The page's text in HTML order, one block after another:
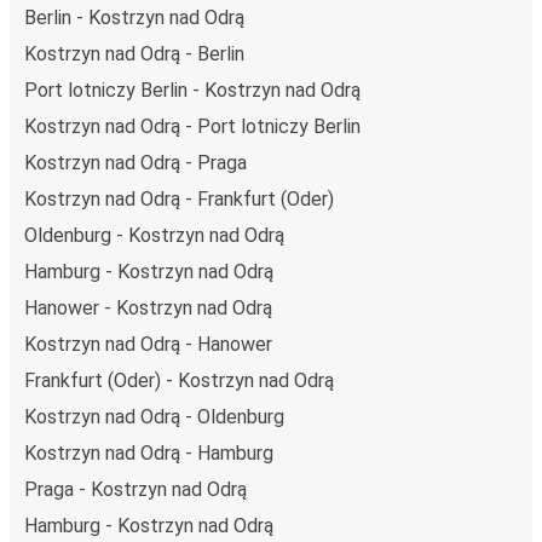
niż podróż samochodem czy samolotem. Stale pracujemy
stosując wysokie standardy środowiskowe w całej naszej
flocie autobusów, wykorzystując alternatywne
technologie napędu i paliwa oraz oferując wszystkim
pasażerom możliwość zrekompensowania emisji
Średni koszt podróży autobusem na trasie Kostrzyn nad
Odrą - Berlin to40,99 zł, co sprawia, że podróż
autobusem jest znacznie tańsza od innych środków
transportu.
Podróż z: Kostrzyn nad Odrą
Kostrzyn nad Odrą: podróżujesz z tego miasta i nie znasz
go zbyt dobrze? Oto wszystko, co musisz wiedzieć.
Kostrzyn nad Odrą jest węzłem komunikacyjnym z
miast i codziennie zabiera podróżujących na przejazdy
krajowe i zagraniczne.
Berlin - Kostrzyn nad Odrą
Kostrzyn nad Odrą - Berlin
Port lotniczy Berlin - Kostrzyn nad Odrą
Kostrzyn nad Odrą - Port lotniczy Berlin
Kostrzyn nad Odrą - Praga
Kostrzyn nad Odrą - Frankfurt (Oder)
Oldenburg - Kostrzyn nad Odrą
Hamburg - Kostrzyn nad Odrą
Hanower - Kostrzyn nad Odrą
Kostrzyn nad Odrą - Hanower
Frankfurt (Oder) - Kostrzyn nad Odrą
Kostrzyn nad Odrą - Oldenburg
Kostrzyn nad Odrą - Hamburg
Praga - Kostrzyn nad Odrą
Hamburg - Kostrzyn nad Odrą